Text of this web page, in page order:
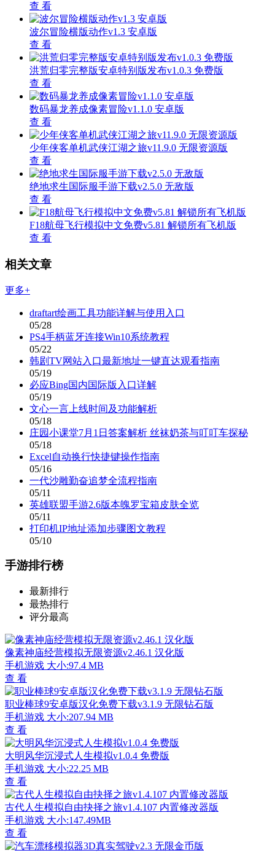
查 看
波尔冒险横版动作v1.3 安卓版
查 看
洪荒归零完整版安卓特别版发布v1.0.3 免费版
查 看
数码暴龙养成像素冒险v1.1.0 安卓版
查 看
少年侠客单机武侠江湖之旅v11.9.0 无限资源版
查 看
绝地求生国际服手游下载v2.5.0 无敌版
查 看
F18航母飞行模拟中文免费v5.81 解锁所有飞机版
查 看
相关文章
更多+
draftart绘画工具功能详解与使用入口
05/28
PS4手柄蓝牙连接Win10系统教程
05/22
韩剧TV网站入口最新地址一键直达观看指南
05/19
必应Bing国内国际版入口详解
05/19
文心一言上线时间及功能解析
05/18
庄园小课堂7月1日答案解析 丝袜奶茶与叮叮车探秘
05/18
Excel自动换行快捷键操作指南
05/16
一代沙雕勤奋追梦全流程指南
05/11
英雄联盟手游2.6版本魄罗宝箱皮肤全览
05/11
打印机IP地址添加步骤图文教程
05/10
手游排行榜
最新排行
最热排行
评分最高
像素神庙经营模拟无限资源v2.46.1 汉化版
手机游戏 大小:97.4 MB
查 看
职业棒球9安卓版汉化免费下载v3.1.9 无限钻石版
手机游戏 大小:207.94 MB
查 看
大明风华沉浸式人生模拟v1.0.4 免费版
手机游戏 大小:22.25 MB
查 看
古代人生模拟自由抉择之旅v1.4.107 内置修改器版
手机游戏 大小:147.49MB
查 看